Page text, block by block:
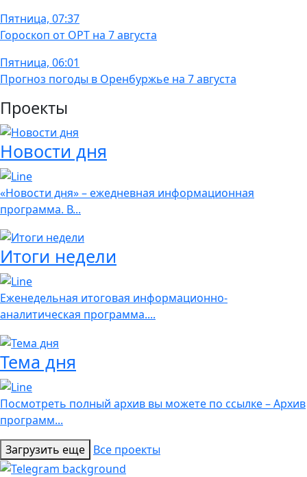
Пятница, 07:37
Гороскоп от ОРТ на 7 августа
Пятница, 06:01
Прогноз погоды в Оренбуржье на 7 августа
Проекты
Новости дня
«Новости дня» – ежедневная информационная
программа. В...
Итоги недели
Еженедельная итоговая информационно-
аналитическая программа....
Тема дня
Посмотреть полный архив вы можете по ссылке – Архив
программ...
Загрузить еще Все проекты